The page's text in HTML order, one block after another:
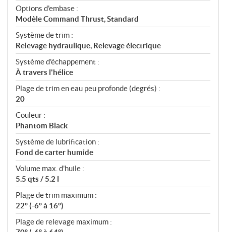
Options d'embase :
Modèle Command Thrust, Standard
Système de trim :
Relevage hydraulique, Relevage électrique
Système d'échappement :
À travers l'hélice
Plage de trim en eau peu profonde (degrés) :
20
Couleur :
Phantom Black
Système de lubrification :
Fond de carter humide
Volume max. d'huile :
5.5 qts / 5.2 l
Plage de trim maximum :
22° (-6° à 16°)
Plage de relevage maximum :